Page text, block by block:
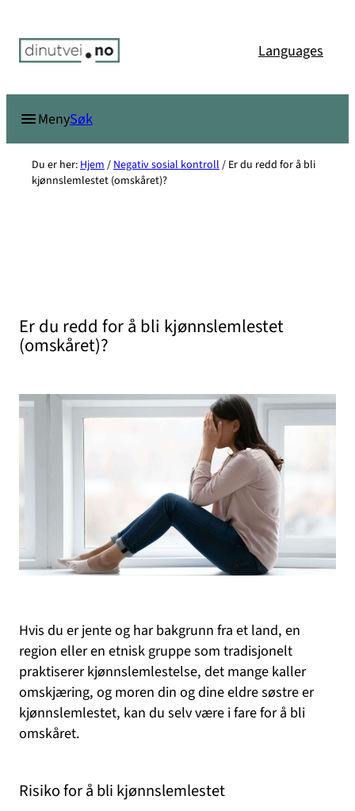
innhold
Languages
MenySøk
Du er her: Hjem / Negativ sosial kontroll / Er du redd for å bli
kjønnslemlestet (omskåret)?
Er du redd for å bli kjønnslemlestet
(omskåret)?
Hvis du er jente og har bakgrunn fra et land, en
region eller en etnisk gruppe som tradisjonelt
praktiserer kjønnslemlestelse, det mange kaller
omskjæring, og moren din og dine eldre søstre er
kjønnslemlestet, kan du selv være i fare for å bli
omskåret.
Risiko for å bli kjønnslemlestet